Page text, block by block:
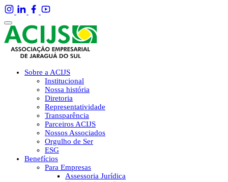
Sobre a ACIJS
Institucional
Nossa história
Diretoria
Representatividade
Transparência
Parceiros ACIJS
Nossos Associados
Orgulho de Ser
ESG
Benefícios
Para Empresas
Assessoria Jurídica